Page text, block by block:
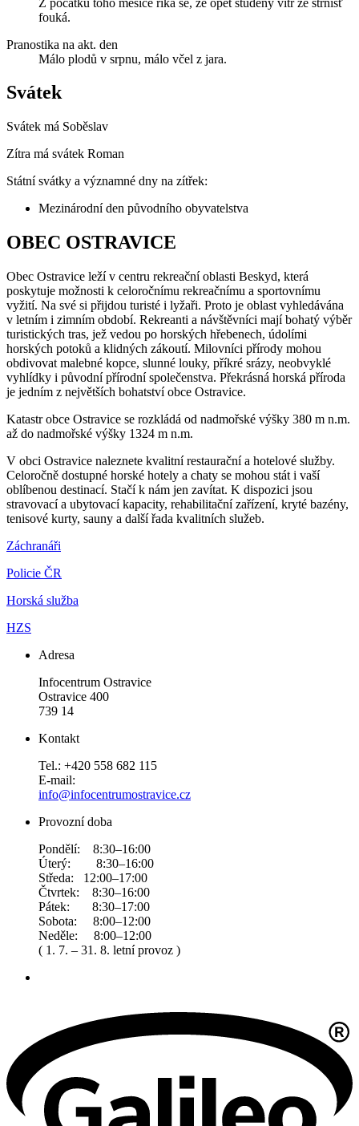
fouká.
Pranostika na akt. den
Málo plodů v srpnu, málo včel z jara.
Svátek
Svátek má Soběslav
Zítra má svátek Roman
Státní svátky a významné dny na zítřek:
Mezinárodní den původního obyvatelstva
OBEC OSTRAVICE
Obec Ostravice leží v centru rekreační oblasti Beskyd, která
poskytuje možnosti k celoročnímu rekreačnímu a sportovnímu
vyžití. Na své si přijdou turisté i lyžaři. Proto je oblast vyhledávána
v letním i zimním období. Rekreanti a návštěvníci mají bohatý výběr
turistických tras, jež vedou po horských hřebenech, údolími
horských potoků a klidných zákoutí. Milovníci přírody mohou
obdivovat malebné kopce, slunné louky, příkré srázy, neobvyklé
vyhlídky i původní přírodní společenstva. Překrásná horská příroda
je jedním z největších bohatství obce Ostravice.
Katastr obce Ostravice se rozkládá od nadmořské výšky 380 m n.m.
až do nadmořské výšky 1324 m n.m.
V obci Ostravice naleznete kvalitní restaurační a hotelové služby.
Celoročně dostupné horské hotely a chaty se mohou stát i vaší
oblíbenou destinací. Stačí k nám jen zavítat. K dispozici jsou
stravovací a ubytovací kapacity, rehabilitační zařízení, kryté bazény,
tenisové kurty, sauny a další řada kvalitních služeb.
Záchranáři
Policie ČR
Horská služba
HZS
Adresa
Infocentrum Ostravice
Ostravice 400
739 14
Kontakt
Tel.: +420 558 682 115
E-mail:
info@infocentrumostravice.cz
Provozní doba
Pondělí: 8:30–16:00
Úterý: 8:30–16:00
Středa: 12:00–17:00
Čtvrtek: 8:30–16:00
Pátek: 8:30–17:00
Sobota: 8:00–12:00
Neděle: 8:00–12:00
( 1. 7. – 31. 8. letní provoz )